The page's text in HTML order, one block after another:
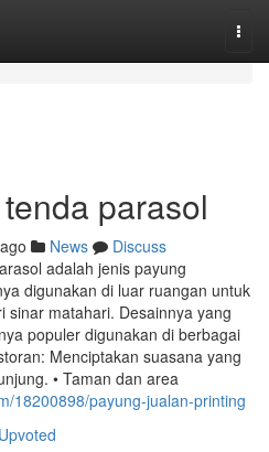
parasol
News
Discuss
adalah jenis payung
digunakan di luar ruangan untuk
sinar matahari. Desainnya yang
populer digunakan di berbagai
Menciptakan suasana yang
• Taman dan area
18200898/payung-jualan-printing